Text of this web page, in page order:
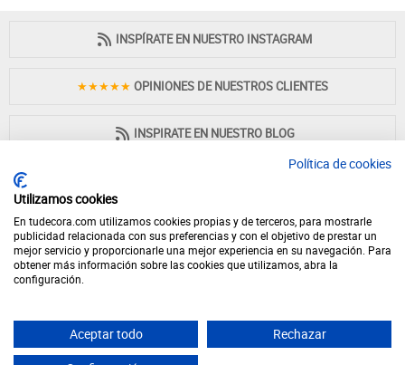
INSPÍRATE EN NUESTRO INSTAGRAM
★★★★★ OPINIONES DE NUESTROS CLIENTES
INSPIRATE EN NUESTRO BLOG
PAGO 100% SEGURO
© 2026 - Desde 1998 en internet - tudecora.com tienda online de muebles
Política de cookies
Utilizamos cookies
En tudecora.com utilizamos cookies propias y de terceros, para mostrarle
publicidad relacionada con sus preferencias y con el objetivo de prestar un
mejor servicio y proporcionarle una mejor experiencia en su navegación. Para
obtener más información sobre las cookies que utilizamos, abra la
configuración.
Aceptar todo
Rechazar